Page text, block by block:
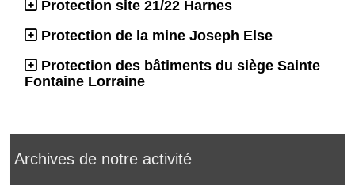
Protection site 21/22 Harnes
Protection de la mine Joseph Else
Protection des bâtiments du siège Sainte
Fontaine Lorraine
Archives de notre activité